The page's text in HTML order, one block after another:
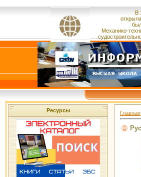
В
Механико-
Ресурсы Главная